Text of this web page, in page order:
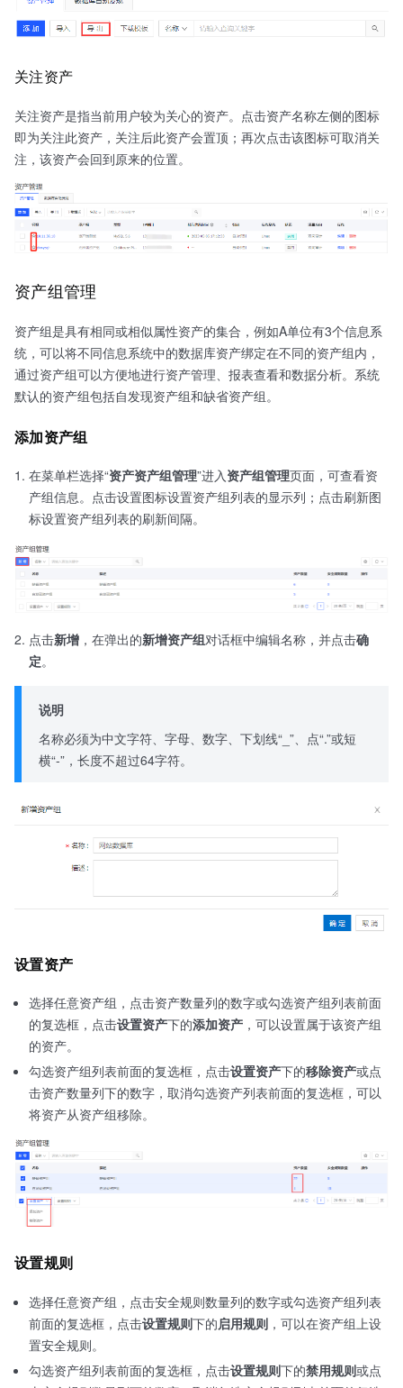
关注资产
关注资产是指当前用户较为关心的资产。点击资产名称左侧的图标
即为关注此资产，关注后此资产会置顶；再次点击该图标可取消关
注，该资产会回到原来的位置。
资产组管理
资产组是具有相同或相似属性资产的集合，例如A单位有3个信息系
统，可以将不同信息系统中的数据库资产绑定在不同的资产组内，
通过资产组可以方便地进行资产管理、报表查看和数据分析。系统
默认的资产组包括自发现资产组和缺省资产组。
添加资产组
在菜单栏选择“资产资产组管理”进入资产组管理页面，可查看资
产组信息。点击设置图标设置资产组列表的显示列；点击刷新图
标设置资产组列表的刷新间隔。
点击新增 ，在弹出的新增资产组对话框中编辑名称，并点击确
定。
说明
名称必须为中文字符、字母、数字、下划线“_”、点“.”或短
横“-”，长度不超过64字符。
设置资产
选择任意资产组，点击资产数量列的数字或勾选资产组列表前面
的复选框，点击设置资产下的添加资产 ，可以设置属于该资产组
的资产。
勾选资产组列表前面的复选框，点击设置资产下的移除资产或点
击资产数量列下的数字，取消勾选资产列表前面的复选框，可以
将资产从资产组移除。
设置规则
选择任意资产组，点击安全规则数量列的数字或勾选资产组列表
前面的复选框，点击设置规则下的启用规则 ，可以在资产组上设
置安全规则。
勾选资产组列表前面的复选框，点击设置规则下的禁用规则或点